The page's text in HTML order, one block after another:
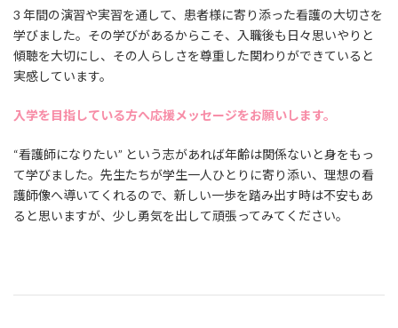
3 年間の演習や実習を通して、患者様に寄り添った看護の大切さを
学びました。その学びがあるからこそ、入職後も日々思いやりと
傾聴を大切にし、その人らしさを尊重した関わりができていると
実感しています。
入学を目指している方へ応援メッセージをお願いします。
“看護師になりたい” という志があれば年齢は関係ないと身をもっ
て学びました。先生たちが学生一人ひとりに寄り添い、理想の看
護師像へ導いてくれるので、新しい一歩を踏み出す時は不安もあ
ると思いますが、少し勇気を出して頑張ってみてください。